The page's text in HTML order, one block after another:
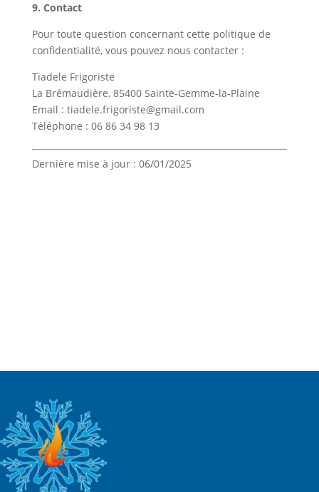
9. Contact
Pour toute question concernant cette politique de
confidentialité, vous pouvez nous contacter :
Tiadele Frigoriste
La Brémaudière, 85400 Sainte-Gemme-la-Plaine
Email : tiadele.frigoriste@gmail.com
Téléphone : 06 86 34 98 13
Dernière mise à jour : 06/01/2025